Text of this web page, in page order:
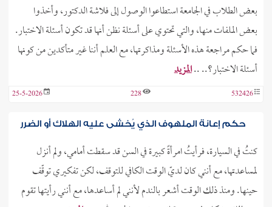
بعض الطلاب في الجامعة استطاعوا الوصول إلى فلاشة الدكتور، وأخذوا
بعض الملفات منها، والتي تحتوي على أسئلة نظن أنها قد تكون أسئلة الاختبار.
فما حكم مراجعة هذه الأسئلة ومذاكرتها، مع العلم أننا غير متأكدين من كونها
أسئلة الاختبار؟.. ..المزيد
532426
228
25-5-2026
حكم إعانة الملهوف الذي يُخشى عليه الهلاك أو الضرر
كنتُ في السيارة، فرأيتُ امرأةً كبيرة في السن قد سقطت أمامي، ولم أنزل
لمساعدتها، مع أنني كان لديّ الوقت الكافي للتوقف، لكن تفكيري توقّف
حينها. ومنذ ذلك الوقت أشعر بالندم لأنني لم أساعدها، مع أنني رأيتها تقوم